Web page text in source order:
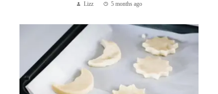
Lizz 5 months ago